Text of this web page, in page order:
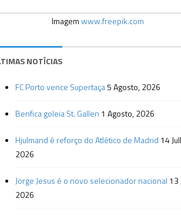
Imagemwww.freepik.com
NOTÍCIAS
FC Porto vence Supertaça5 Agosto, 2026
Benfica goleia St. Gallen 1 Agosto, 2026
Hjulmand é reforço do Atlético de Madrid 14
2026
Jorge Jesus é o novo selecionador nacional 13
2026